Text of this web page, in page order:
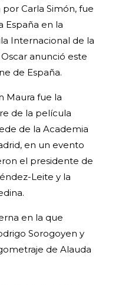
por Carla Simón, fue
España en la
Internacional de la
anunció este
de España.
Maura fue la
de la película
de la Academia
en un evento
el presidente de
Leite y la
en la que
Sorogoyen y
de Alauda